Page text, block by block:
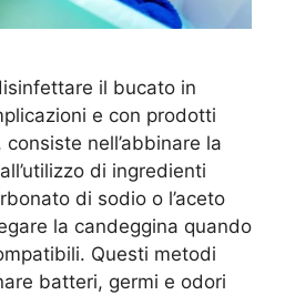
il bucato in
e con prodotti
nell’abbinare la
di ingredienti
di sodio o l’aceto
la candeggina quando
Questi metodi
batteri, germi e odori